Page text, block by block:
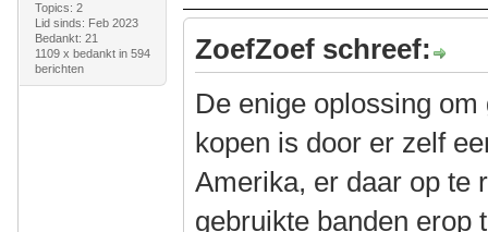
Topics: 2
Lid sinds: Feb 2023
Bedankt: 21
1109 x bedankt in 594
berichten
ZoefZoef schreef:
De enige oplossing
kopen is door er zelf
Amerika, er daar op te
gebruikte banden